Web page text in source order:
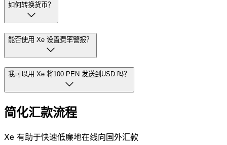
如何转换货币？
能否使用 Xe 设置费率警报？
我可以用 Xe 将100 PEN 发送到USD 吗？
简化汇款流程
Xe 有助于快速低廉地在线向国外汇款